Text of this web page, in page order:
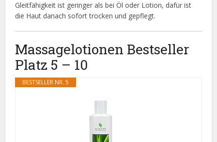
Gleitfähigkeit ist geringer als bei Öl oder Lotion, dafür ist
die Haut danach sofort trocken und gepflegt.
Massagelotionen Bestseller
Platz 5 – 10
BESTSELLER NR. 5